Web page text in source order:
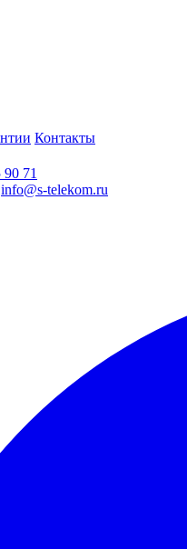
Контакты
71
info@s-telekom.ru